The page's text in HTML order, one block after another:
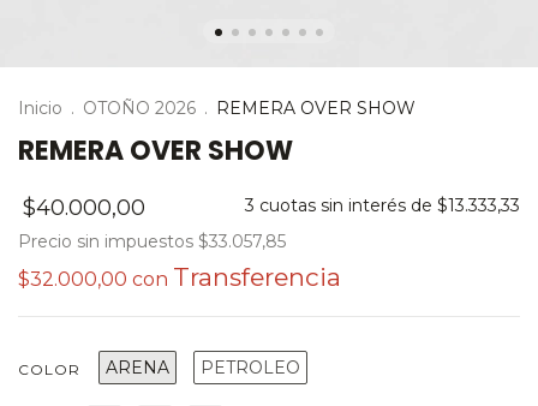
Inicio . OTOÑO 2026 . REMERA OVER SHOW
REMERA OVER SHOW
$40.000,00 3 cuotas sin interés de $13.333,33
Precio sin impuestos $33.057,85
$32.000,00 con
COLOR ARENA PETROLEO